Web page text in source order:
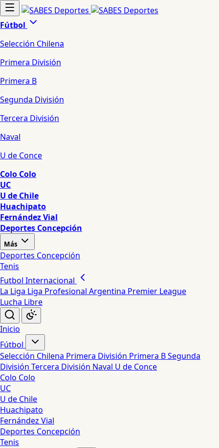
Fútbol
Selección Chilena
Primera División
Primera B
Segunda División
Tercera División
Naval
U de Conce
Colo Colo
UC
U de Chile
Huachipato
Fernández Vial
Deportes Concepción
Más
Deportes Concepción
Tenis
Futbol Internacional
La Liga Liga Profesional Argentina Premier League
Lucha Libre
Inicio
Fútbol
Selección Chilena Primera División Primera BSegunda
División Tercera División Naval U de Conce
Colo Colo
UC
U de Chile
Huachipato
Fernández Vial
Deportes Concepción
Tenis